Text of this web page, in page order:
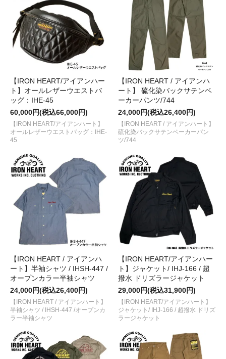
【IRON HEART/アイアンハー
ト】オールレザーウエストバ
ッグ：IHE-45
60,000円(税込66,000円)
【IRON HEART/アイアンハート】
オールレザーウエストバッグ：IHE-
45
【IRON HEART / アイアンハ
ート】 硫化染バックサテンベ
ーカーパンツ/744
24,000円(税込26,400円)
【IRON HEART / アイアンハート】
硫化染バックサテンベーカーパン
ツ/744
【IRON HEART / アイアンハ
ート】半袖シャツ / IHSH-447 /
オープンカラー半袖シャツ
24,000円(税込26,400円)
【IRON HEART / アイアンハート】
半袖シャツ / IHSH-447 /オープンカ
ラー半袖シャツ
【IRON HEART/アイアンハー
ト】ジャケット/ IHJ-166 / 超
撥水 ドリズラージャケット
29,000円(税込31,900円)
【IRON HEART/アイアンハート】
ジャケット/ IHJ-166 / 超撥水 ドリズ
ラージャケット